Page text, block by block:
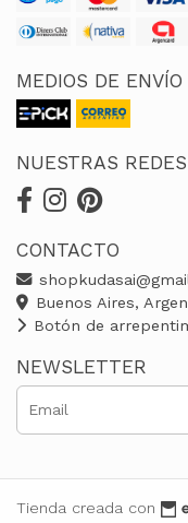
MEDIOS DE ENVÍO
NUESTRAS
CONTACTO
Buenos Aires,
Botón de
NEWSLETTER
Tienda creada con